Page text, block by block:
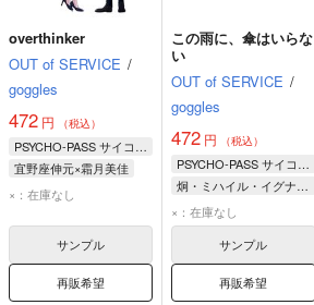
overthinker
OUT of SERVICE /
goggles
472 円 （税込）
PSYCHO-PASS サイコパス
宜野座伸元×霜月美佳
宜野座伸元
×：在庫なし
サンプル
再販希望
この雨に、傘はいらな
い
OUT of SERVICE /
goggles
472 円 （税込）
PSYCHO-PASS サイコパス
炯・ミハイル・イグナトフ
慎導灼
舞子・マイヤ・ストロンスカヤ
×：在庫なし
サンプル
再販希望